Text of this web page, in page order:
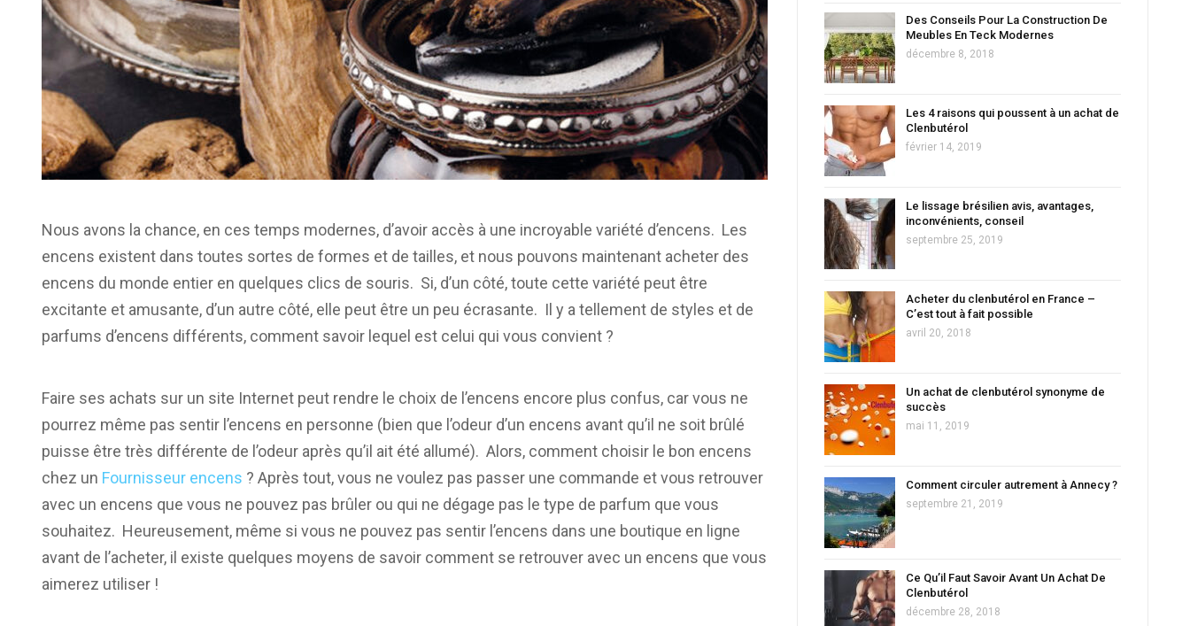
Nous avons la chance, en ces temps modernes, d’avoir accès à une incroyable variété d’encens. Les
encens existent dans toutes sortes de formes et de tailles, et nous pouvons maintenant acheter des
encens du monde entier en quelques clics de souris. Si, d’un côté, toute cette variété peut être
excitante et amusante, d’un autre côté, elle peut être un peu écrasante. Il y a tellement de styles et de
parfums d’encens différents, comment savoir lequel est celui qui vous convient ?
Faire ses achats sur un site Internet peut rendre le choix de l’encens encore plus confus, car vous ne
pourrez même pas sentir l’encens en personne (bien que l’odeur d’un encens avant qu’il ne soit brûlé
puisse être très différente de l’odeur après qu’il ait été allumé). Alors, comment choisir le bon encens
chez un Fournisseur encens ? Après tout, vous ne voulez pas passer une commande et vous retrouver
avec un encens que vous ne pouvez pas brûler ou qui ne dégage pas le type de parfum que vous
souhaitez. Heureusement, même si vous ne pouvez pas sentir l’encens dans une boutique en ligne
avant de l’acheter, il existe quelques moyens de savoir comment se retrouver avec un encens que vous
aimerez utiliser !
Des Conseils Pour La Construction De
Meubles En Teck Modernes
décembre 8, 2018
Les 4 raisons qui poussent à un achat de
Clenbutérol
février 14, 2019
Le lissage brésilien avis, avantages,
inconvénients, conseil
septembre 25, 2019
Acheter du clenbutérol en France –
C’est tout à fait possible
avril 20, 2018
Un achat de clenbutérol synonyme de
succès
mai 11, 2019
Comment circuler autrement à Annecy ?
septembre 21, 2019
Ce Qu’il Faut Savoir Avant Un Achat De
Clenbutérol
décembre 28, 2018